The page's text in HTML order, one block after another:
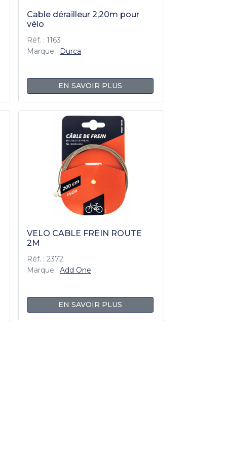
Cable dérailleur 2,20m pour
vélo
Réf. : 1163
Marque : Durca
EN SAVOIR PLUS
VELO CABLE FREIN ROUTE
2M
Réf. : 2372
Marque : Add One
EN SAVOIR PLUS